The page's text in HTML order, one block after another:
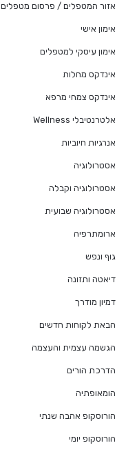
אזור המטפלים / פרסום מטפלים
אימון אישי
אימון עיסקי למטפלים
אינדקס מחלות
אינדקס צמחי מרפא
אלטרנטיבלי Wellness
אנרגיות חיוביות
אסטרולוגיה
אסטרולוגיה וקבלה
אסטרולוגיה שבועית
ארומתרפיה
גוף ונפש
דיאטה ותזונה
דמיון מודרך
הבאת לקוחות חדשים
הגשמה עצמית והעצמה
הדרכת הורים
הומאופתיה
הורוסקופ אהבה שנתי
הורוסקופ יומי